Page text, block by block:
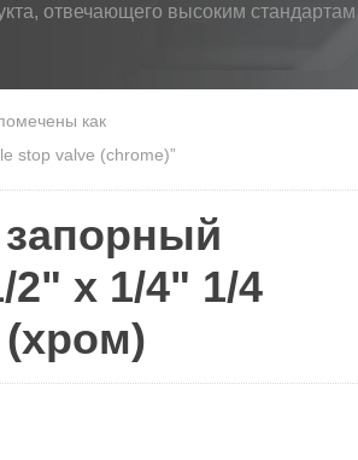
отвечающего высоким стандартам
как
stop valve (chrome)”
2" x 1/4" 1/4